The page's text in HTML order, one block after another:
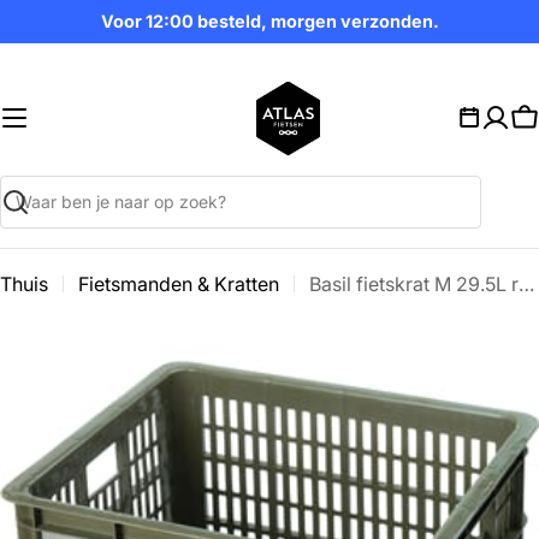
naar
Voor 12:00 besteld, morgen verzonden.
Zoekopdracht
Thuis Fietsmanden & Kratten Basil fietskrat M 29.5L recycled
productinformatie